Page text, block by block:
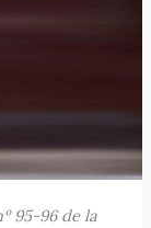
95-96 de la